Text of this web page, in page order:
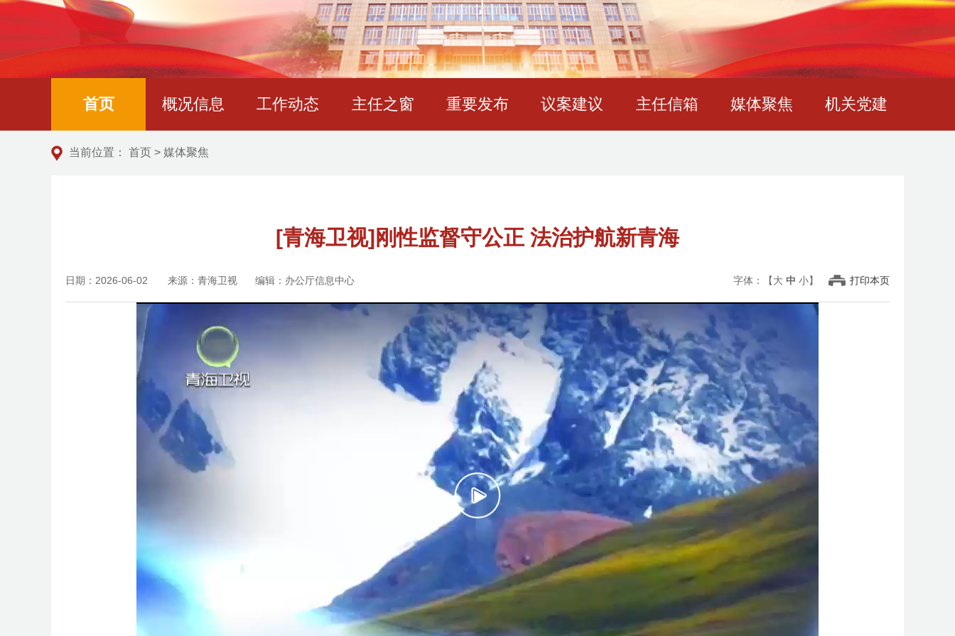
首页 概况信息 工作动态 主任之窗 重要发布 议案建议 主任信箱 媒体聚焦 机关党建
当前位置： 首页 > 媒体聚焦
[青海卫视]刚性监督守公正 法治护航新青海
日期：2026-06-02 来源：青海卫视 编辑：办公厅信息中心 字体：【大 中 小】 打印本页